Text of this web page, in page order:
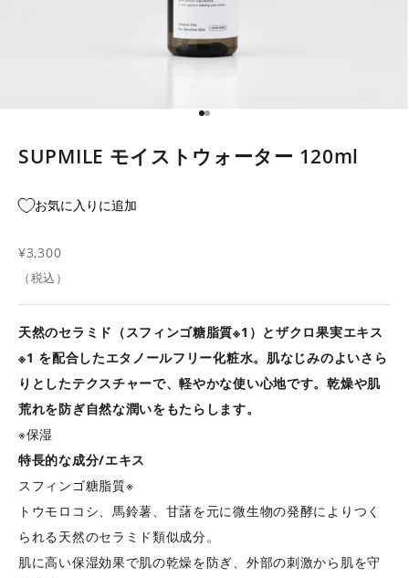
SUPMILE モイストウォーター 120ml
お気に入りに追加
セール価格
¥3,300
（税込）
天然のセラミド（スフィンゴ糖脂質※1）とザクロ果実エキス
※1 を配合したエタノールフリー化粧水。肌なじみのよいさら
りとしたテクスチャーで、軽やかな使い心地です。乾燥や肌
荒れを防ぎ自然な潤いをもたらします。
※保湿
特長的な成分/エキス
スフィンゴ糖脂質※
トウモロコシ、馬鈴薯、甘藷を元に微生物の発酵によりつく
られる天然のセラミド類似成分。
肌に高い保湿効果で肌の乾燥を防ぎ、外部の刺激から肌を守